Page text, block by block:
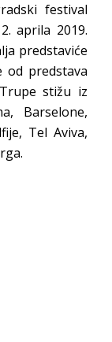
festival
aprila 2019.
predstaviće
od predstava
stižu iz
Barselone,
Tel Aviva,